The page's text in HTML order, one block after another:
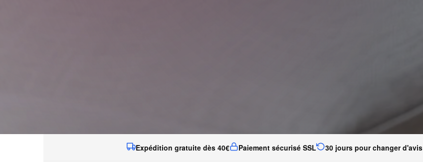
Expédition gratuite dès 40€ Paiement sécurisé SSL 30 jours pour changer d'avis